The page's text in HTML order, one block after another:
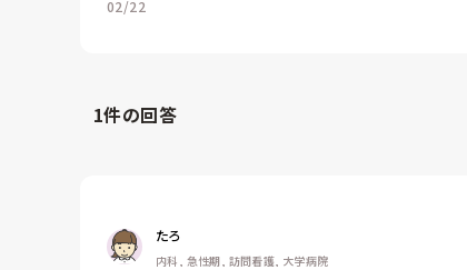
02/22
1件の回答
たろ
内科, 急性期, 訪問看護, 大学病院